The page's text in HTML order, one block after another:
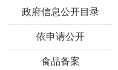
政府信息公开目录
依申请公开
食品备案